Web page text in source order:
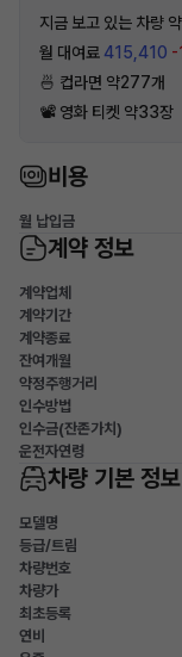
지금 보고 있는 차량 약
월 대여료415,410 -
🍜 컵라면 약277개
📽 영화 티켓 약33장
비용
월 납입금
계약 정보
계약업체
계약기간
계약종료
잔여개월
약정주행거리
인수방법
인수금(잔존가치)
운전자연령
차량 기본 정보
모델명
등급/트림
차량번호
차량가
최초등록
연비